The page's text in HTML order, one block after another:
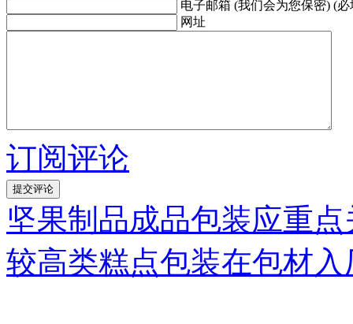
电子邮箱 (我们会为您保密) (必
网址
订阅评论
坚果制品成品包装应重
较高类糕点包装在包材